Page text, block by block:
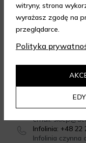
SKONTAKTUJ SIĘ Z
Formularz
email:
Infolinia: +48 22
Infolinia czynna
GWARANCJA JAKOŚCI
4.95/5.00
witryny, strona
wyrażasz zgodę na
przeglądarce.
Polityka